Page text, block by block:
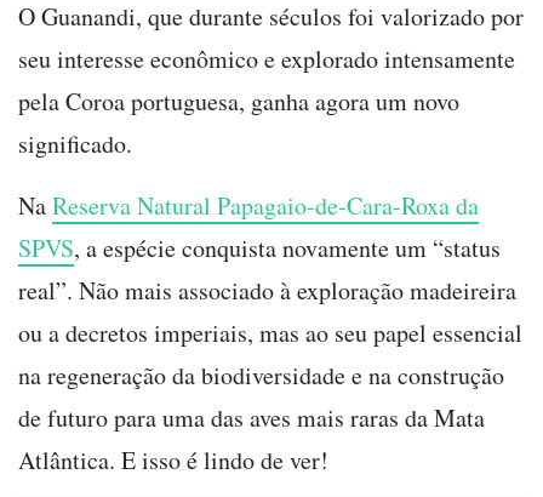
O Guanandi, que durante séculos foi valorizado por
seu interesse econômico e explorado intensamente
pela Coroa portuguesa, ganha agora um novo
significado.
NaReserva Natural Papagaio-de-Cara-Roxa da
SPVS, a espécie conquista novamente um “status
real”. Não mais associado à exploração madeireira
ou a decretos imperiais, mas ao seu papel essencial
na regeneração da biodiversidade e na construção
de futuro para uma das aves mais raras da Mata
Atlântica. E isso é lindo de ver!